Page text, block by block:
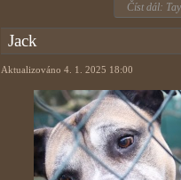
Číst dál:
Jack
Aktualizováno 4. 1. 2025 18:00